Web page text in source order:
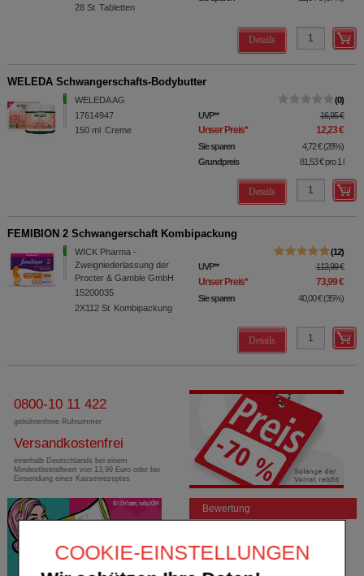
COOKIE-EINSTELLUNGEN
28 St Tabletten
Details
WELEDA Schwangerschafts-Bodybutter
WELEDA AG
17614947
150 ml Creme
0
UVP** 16,95 €
Unser Preis* 12,23 €
Sie sparen 4,72 € (28%)
Grundpreis
81,53 €pro 1 l
Details
FEMIBION 2 Schwangerschaft Kombipackung
WICK Pharma -
Zweigniederlassung der
Procter & Gamble GmbH
15200035
2X112 St Kombipackung
12
UVP** 113,99 €
Unser Preis* 73,99 €
Sie sparen 40,00 € (35%)
Details
0800-10 11 422
gebührenfreie Rufnummer
Versandkostenfrei
innerhalb Deutschlands bei einem
Mindestbestellwert von 13,99 Euro oder bei
Einsendung eines Kassenrezeptes
Bewertung